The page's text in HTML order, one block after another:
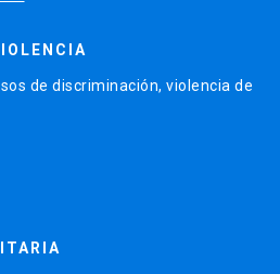
de discriminación, violencia de